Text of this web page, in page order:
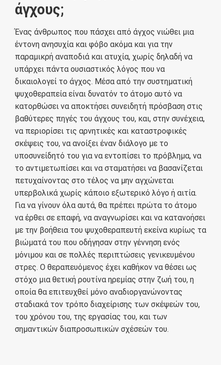
άγχους;
Ένας άνθρωπος που πάσχει από άγχος νιώθει μια
έντονη ανησυχία και φόβο ακόμα και για την
παραμικρή αναποδιά και ατυχία, χωρίς δηλαδή να
υπάρχει πάντα ουσιαστικός λόγος που να
δικαιολογεί το άγχος. Μέσα από την συστηματική
ψυχοθεραπεία είναι δυνατόν το άτομο αυτό να
κατορθώσει να αποκτήσει συνειδητή πρόσβαση στις
βαθύτερες πηγές του άγχους του, και, στην συνέχεια,
να περιορίσει τις αρνητικές και καταστροφικές
σκέψεις του, να ανοίξει έναν διάλογο με το
υποσυνείδητό του για να εντοπίσει το πρόβλημα, να
το αντιμετωπίσει και να σταματήσει να βασανίζεται
πετυχαίνοντας στο τέλος να μην αγχώνεται
υπερβολικά χωρίς κάποιο εξωτερικό λόγο ή αιτία.
Για να γίνουν όλα αυτά, θα πρέπει πρώτα το άτομο
να έρθει σε επαφή, να αναγνωρίσει και να κατανοήσει
με την βοήθεια του ψυχοθεραπευτή εκείνα κυρίως τα
βιώματά του που οδήγησαν στην γέννηση ενός
μόνιμου και σε πολλές περιπτώσεις γενικευμένου
στρες. Ο θεραπευόμενος έχει καθήκον να θέσει ως
στόχο μια θετική ρουτίνα ηρεμίας στην ζωή του, η
οποία θα επιτευχθεί μόνο αναδιοργανώνοντας
σταδιακά τον τρόπο διαχείρισης των σκέψεών του,
του χρόνου του, της εργασίας του, και των
σημαντικών διαπροσωπικών σχέσεών του.